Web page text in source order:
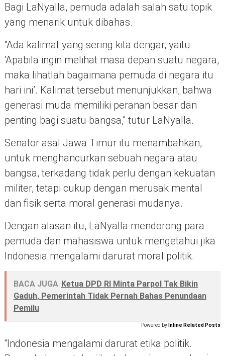
Bagi LaNyalla, pemuda adalah salah satu topik
yang menarik untuk dibahas.
“Ada kalimat yang sering kita dengar, yaitu
‘Apabila ingin melihat masa depan suatu negara,
maka lihatlah bagaimana pemuda di negara itu
hari ini’. Kalimat tersebut menunjukkan, bahwa
generasi muda memiliki peranan besar dan
penting bagi suatu bangsa,” tutur LaNyalla.
Senator asal Jawa Timur itu menambahkan,
untuk menghancurkan sebuah negara atau
bangsa, terkadang tidak perlu dengan kekuatan
militer, tetapi cukup dengan merusak mental
dan fisik serta moral generasi mudanya.
Dengan alasan itu, LaNyalla mendorong para
pemuda dan mahasiswa untuk mengetahui jika
Indonesia mengalami darurat moral politik.
BACA JUGA Ketua DPD RI Minta Parpol Tak Bikin
Gaduh, Pemerintah Tidak Pernah Bahas Penundaan
Pemilu
Powered by Inline Related Posts
“Indonesia mengalami darurat etika politik.